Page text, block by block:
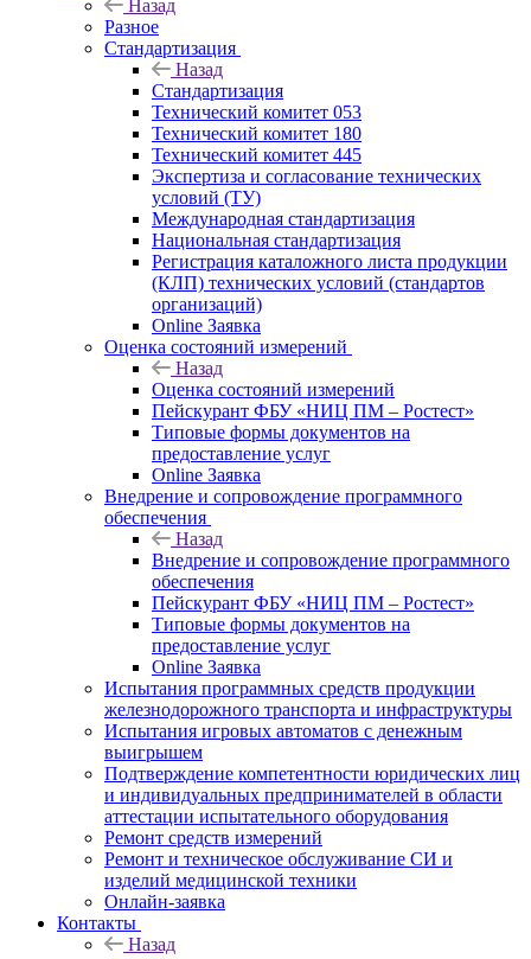
Назад
Разное
Стандартизация
Назад
Стандартизация
Технический комитет 053
Технический комитет 180
Технический комитет 445
Экспертиза и согласование технических
условий (ТУ)
Международная стандартизация
Национальная стандартизация
Регистрация каталожного листа продукции
(КЛП) технических условий (стандартов
организаций)
Online Заявка
Оценка состояний измерений
Назад
Оценка состояний измерений
Пейскурант ФБУ «НИЦ ПМ – Ростест»
Типовые формы документов на
предоставление услуг
Online Заявка
Внедрение и сопровождение программного
обеспечения
Назад
Внедрение и сопровождение программного
обеспечения
Пейскурант ФБУ «НИЦ ПМ – Ростест»
Типовые формы документов на
предоставление услуг
Online Заявка
Испытания программных средств продукции
железнодорожного транспорта и инфраструктуры
Испытания игровых автоматов с денежным
выигрышем
Подтверждение компетентности юридических лиц
и индивидуальных предпринимателей в области
аттестации испытательного оборудования
Ремонт средств измерений
Ремонт и техническое обслуживание СИ и
изделий медицинской техники
Онлайн-заявка
Контакты
Назад